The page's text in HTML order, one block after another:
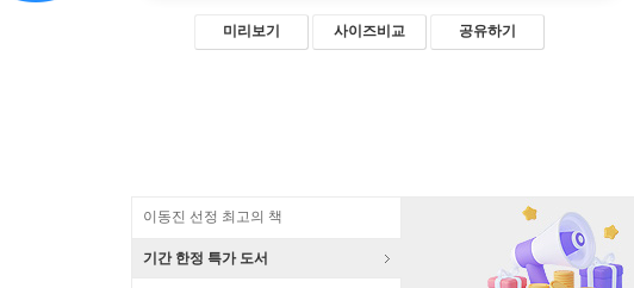
미리보기 사이즈비교 공유하기
이동진 선정 최고의 책
기간 한정 특가 도서